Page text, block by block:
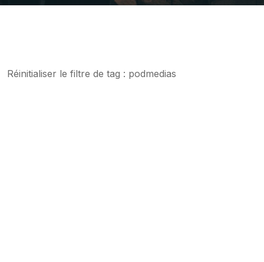
Réinitialiser le filtre de tag : podmedias